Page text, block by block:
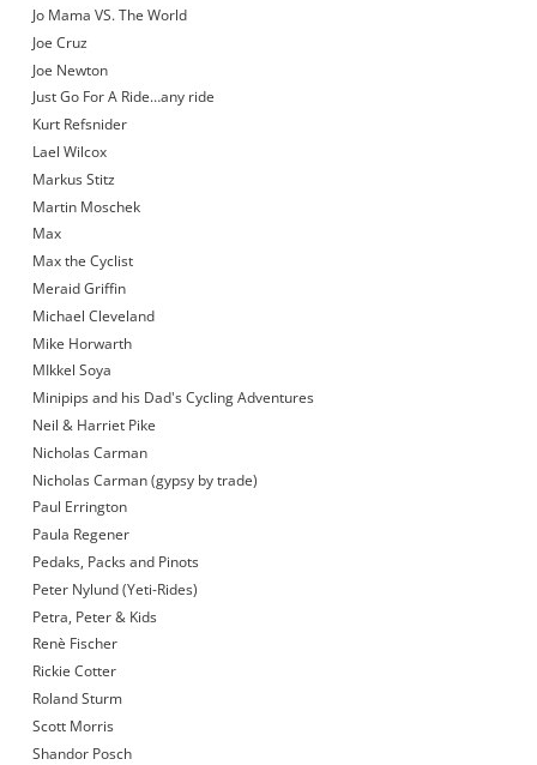
Jo Mama VS. The World
Joe Cruz
Joe Newton
Just Go For A Ride…any ride
Kurt Refsnider
Lael Wilcox
Markus Stitz
Martin Moschek
Max
Max the Cyclist
Meraid Griffin
Michael Cleveland
Mike Horwarth
MIkkel Soya
Minipips and his Dad's Cycling Adventures
Neil & Harriet Pike
Nicholas Carman
Nicholas Carman (gypsy by trade)
Paul Errington
Paula Regener
Pedaks, Packs and Pinots
Peter Nylund (Yeti-Rides)
Petra, Peter & Kids
Renè Fischer
Rickie Cotter
Roland Sturm
Scott Morris
Shandor Posch